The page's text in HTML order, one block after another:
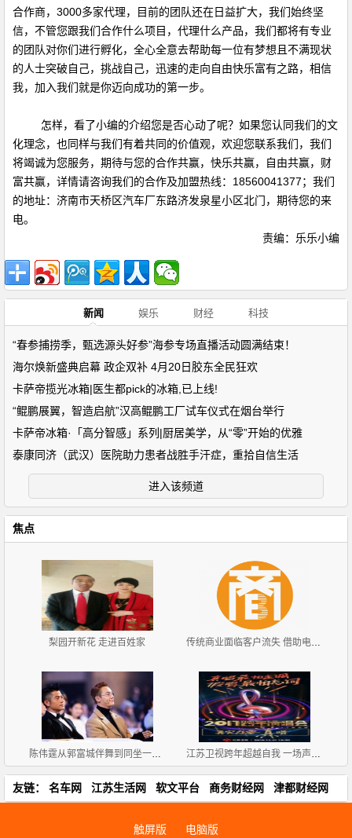
合作商，3000多家代理，目前的团队还在日益扩大，我们始终坚
信，不管您跟我们合作什么项目，代理什么产品，我们都将有专业
的团队对你们进行孵化，全心全意去帮助每一位有梦想且不满现状
的人士突破自己，挑战自己，迅速的走向自由快乐富有之路，相信
我，加入我们就是你迈向成功的第一步。
怎样，看了小编的介绍您是否心动了呢？如果您认同我们的文
化理念，也同样与我们有着共同的价值观，欢迎您联系我们，我们
将竭诚为您服务，期待与您的合作共赢，快乐共赢，自由共赢，财
富共赢，详情请咨询我们的合作及加盟热线：18560041377；我们
的地址：济南市天桥区汽车厂东路济发泉星小区北门，期待您的来
电。
责编：乐乐小编
新闻 娱乐 财经 科技
“春参捕捞季，甄选源头好参”海参专场直播活动圆满结束！
海尔焕新盛典启幕 政企双补 4月20日胶东全民狂欢
卡萨帝揽光冰箱|医生都pick的冰箱,已上线!
“鲲鹏展翼，智造启航”汉高鲲鹏工厂试车仪式在烟台举行
卡萨帝冰箱·「高分智感」系列|厨居美学，从“零”开始的优雅
泰康同济（武汉）医院助力患者战胜手汗症，重拾自信生活
进入该频道
焦点
梨园开新花 走进百姓家 传统商业面临客户流失 借助电商系统进行产业升级
陈伟霆从郭富城伴舞到同坐一排 厉害！ 江苏卫视跨年超越自我 一场声音能力者巅峰盛宴
友链： 名车网 江苏生活网 软文平台 商务财经网 津都财经网
触屏版 电脑版